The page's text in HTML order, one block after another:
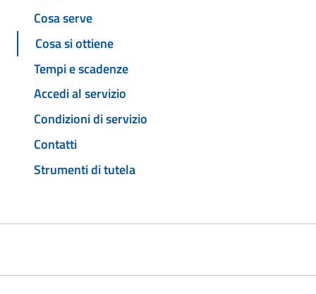
Cosa serve
Cosa si ottiene
Tempi e scadenze
Accedi al servizio
Condizioni di servizio
Contatti
Strumenti di tutela